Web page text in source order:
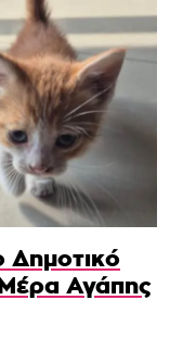
Δημοτικό
Αγάπης